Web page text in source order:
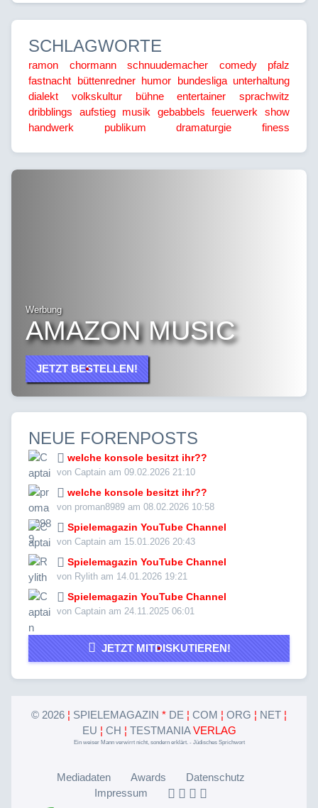
SCHLAGWORTE
ramon chormann schnuudemacher comedy
pfalz
fastnacht büttenredner humor bundesliga unterhaltung
dialekt
volkskultur bühne entertainer
sprachwitz
dribblings
aufstieg musik gebabbels feuerwerk
show
handwerk
publikum dramaturgie finess
Werbung
AMAZON MUSIC
JETZT BESTELLEN!
NEUE FORENPOSTS
welche konsole besitzt ihr??
von Captain am 09.02.2026 21:10
welche konsole besitzt ihr??
von proman8989 am 08.02.2026 10:58
Spielemagazin YouTube Channel
von Captain am 15.01.2026 20:43
Spielemagazin YouTube Channel
von Rylith am 14.01.2026 19:21
Spielemagazin YouTube Channel
von Captain am 24.11.2025 06:01
JETZT MITDISKUTIEREN!
© 2026 ¦ SPIELEMAGAZIN * DE ¦ COM ¦ ORG ¦ NET ¦
EU ¦ CH ¦ TESTMANIAVERLAG
Ein weiser Mann verwirrt nicht, sondern erklärt. - Jüdisches Sprichwort
Mediadaten Awards
Datenschutz
Impressum